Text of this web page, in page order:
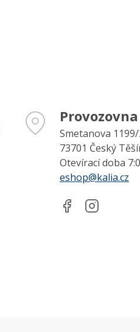
Provozovna
Smetanova
73701 Český
Otevírací doba
eshop@kalia.cz